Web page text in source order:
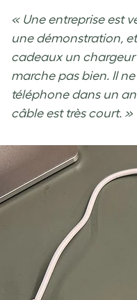
« Une entreprise est
une démonstration,
cadeaux un chargeur
marche pas bien. Il
téléphone dans un
câble est très court. »